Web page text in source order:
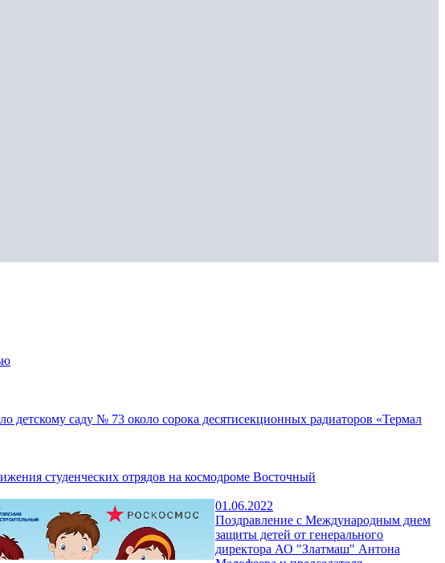
детскому саду № 73 около сорока десятисекционных радиаторов «Термал
студенческих отрядов на космодроме Восточный
01.06.2022
Поздравление с Международным днем
защиты детей от генерального
директора АО "Златмаш" Антона